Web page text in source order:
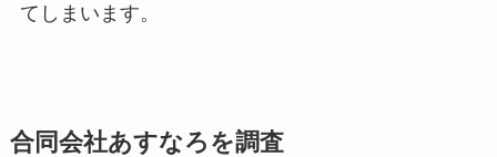
てしまいます。
合同会社あすなろを調査